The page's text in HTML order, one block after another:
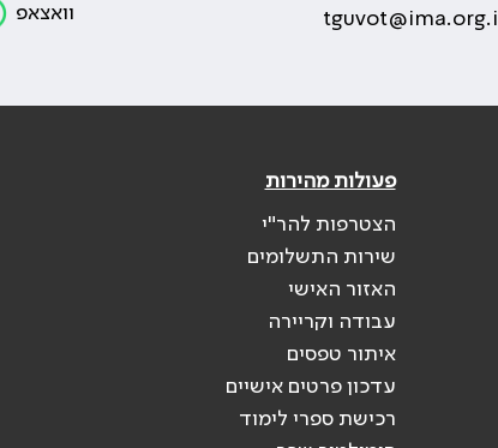
tguvot@ima.org.il
וואצאפ
פעולות מהירות
הצטרפות להר"י
שירות התשלומים
האזור האישי
עבודה וקריירה
איתור טפסים
עדכון פרטים אישיים
רכישת ספרי לימוד